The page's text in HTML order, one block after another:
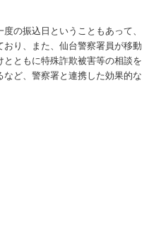
の振込日ということもあって、
り、また、仙台警察署員が移動
ともに特殊詐欺被害等の相談を
ど、警察署と連携した効果的な